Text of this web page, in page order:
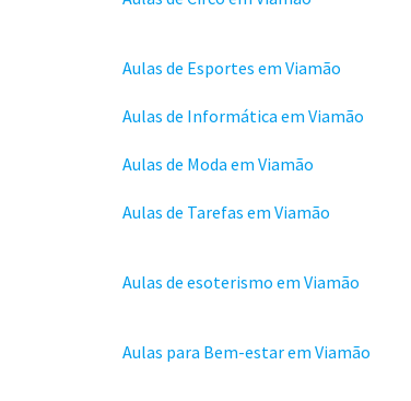
Aulas de Esportes em Viamão
Aulas de Informática em Viamão
Aulas de Moda em Viamão
Aulas de Tarefas em Viamão
Aulas de esoterismo em Viamão
Aulas para Bem-estar em Viamão